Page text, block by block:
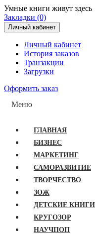
Умные книги живут здесь
Закладки (0)
Личный кабинет
Личный кабинет
История заказов
Транзакции
Загрузки
Оформить заказ
Меню
ГЛАВНАЯ
БИЗНЕС
МАРКЕТИНГ
САМОРАЗВИТИЕ
ТВОРЧЕСТВО
ЗОЖ
ДЕТСКИЕ КНИГИ
КРУГОЗОР
НАУЧПОП